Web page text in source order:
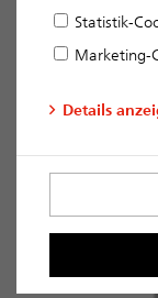
Statistik-
Marketing-
Details